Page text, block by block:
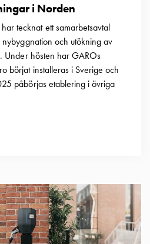
i Norden
tecknat ett samarbetsavtal
och utökning av
Under hösten har GAROs
börjat installeras i Sverige och
påbörjas etablering i övriga